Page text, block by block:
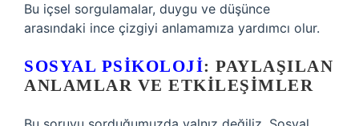
Bu içsel sorgulamalar, duygu ve düşünce
arasındaki ince çizgiyi anlamamıza yardımcı olur.
SOSYAL PSIKOLOJI: PAYLAŞILAN
ANLAMLAR VE ETKILEŞIMLER